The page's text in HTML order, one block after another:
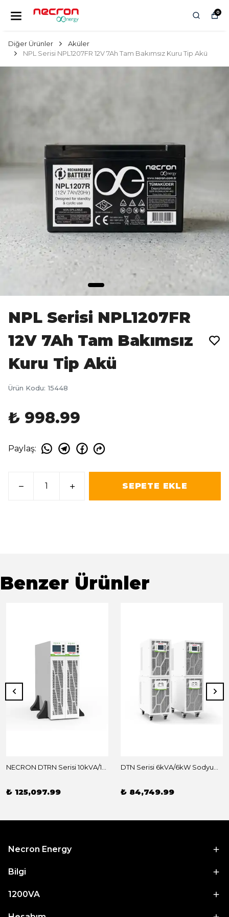
0
Diğer Ürünler
Aküler
NPL Serisi NPL1207FR 12V 7Ah Tam Bakımsız Kuru Tip Akü
NPL Serisi NPL1207FR
12V 7Ah Tam Bakımsız
Kuru Tip Akü
Ürün Kodu: 15448
₺ 998.99
Paylaş:
SEPETE EKLE
Benzer Ürünler
₺ 125,097.99 ₺ 84,749.99
Necron Energy
Bilgi
1200VA